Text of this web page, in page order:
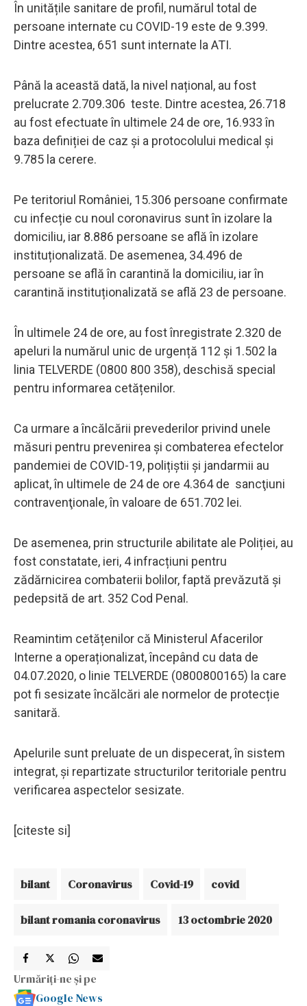
În unitățile sanitare de profil, numărul total de
persoane internate cu COVID-19 este de 9.399.
Dintre acestea, 651 sunt internate la ATI.
Până la această dată, la nivel național, au fost
prelucrate 2.709.306 teste. Dintre acestea, 26.718
au fost efectuate în ultimele 24 de ore, 16.933 în
baza definiției de caz și a protocolului medical și
9.785 la cerere.
Pe teritoriul României, 15.306 persoane confirmate
cu infecție cu noul coronavirus sunt în izolare la
domiciliu, iar 8.886 persoane se află în izolare
instituționalizată. De asemenea, 34.496 de
persoane se află în carantină la domiciliu, iar în
carantină instituționalizată se află 23 de persoane.
În ultimele 24 de ore, au fost înregistrate 2.320 de
apeluri la numărul unic de urgență 112 și 1.502 la
linia TELVERDE (0800 800 358), deschisă special
pentru informarea cetățenilor.
Ca urmare a încălcării prevederilor privind unele
măsuri pentru prevenirea și combaterea efectelor
pandemiei de COVID-19, polițiștii și jandarmii au
aplicat, în ultimele de 24 de ore 4.364 de sancţiuni
contravenţionale, în valoare de 651.702 lei.
De asemenea, prin structurile abilitate ale Poliției, au
fost constatate, ieri, 4 infracțiuni pentru
zădărnicirea combaterii bolilor, faptă prevăzută și
pedepsită de art. 352 Cod Penal.
Reamintim cetățenilor că Ministerul Afacerilor
Interne a operaționalizat, începând cu data de
04.07.2020, o linie TELVERDE (0800800165) la care
pot fi sesizate încălcări ale normelor de protecție
sanitară.
Apelurile sunt preluate de un dispecerat, în sistem
integrat, și repartizate structurilor teritoriale pentru
verificarea aspectelor sesizate.
[citeste si]
bilant Coronavirus Covid-19 covid
bilant romania coronavirus 13 octombrie 2020
Urmăriți-ne și pe
Google News